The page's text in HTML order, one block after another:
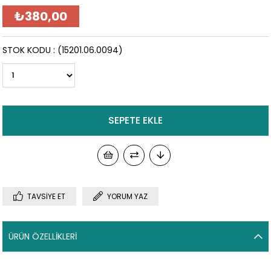
₺380,00
(15201.06.0094)
STOK KODU
TAVSIYE ET YORUM YAZ
ÜRÜN ÖZELLIKLERI